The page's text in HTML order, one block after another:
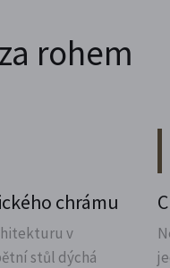
rohem
chrámu
v
stůl dýchá